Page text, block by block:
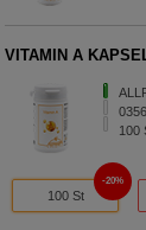
VITAMIN A
100
100 St
20%